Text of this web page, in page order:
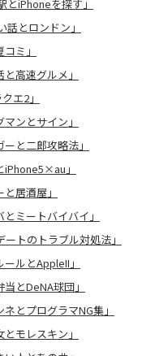
とiPhoneを探す」
話とロンドン」
ミ」
高速グルメ」
エ2」
ンとサイン」
と二郎攻略法」
iPhone5×au」
居酒屋」
ミートバイバイ」
トのトラブル対処法」
ルとAppleII」
とDeNA球団」
とプログラマNG集」
モレスキン」